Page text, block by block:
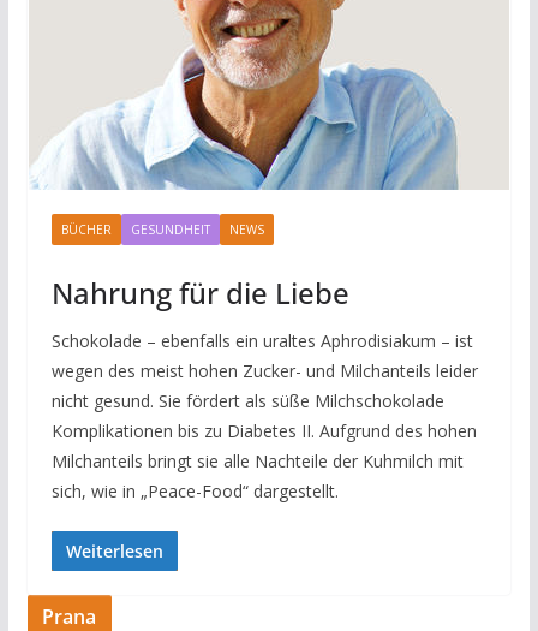
BÜCHER GESUNDHEIT NEWS
Nahrung für die Liebe
Schokolade – ebenfalls ein uraltes Aphrodisiakum – ist
wegen des meist hohen Zucker- und Milchanteils leider
nicht gesund. Sie fördert als süße Milchschokolade
Komplikationen bis zu Diabetes II. Aufgrund des hohen
Milchanteils bringt sie alle Nachteile der Kuhmilch mit
sich, wie in „Peace-Food“ dargestellt.
Weiterlesen
Prana